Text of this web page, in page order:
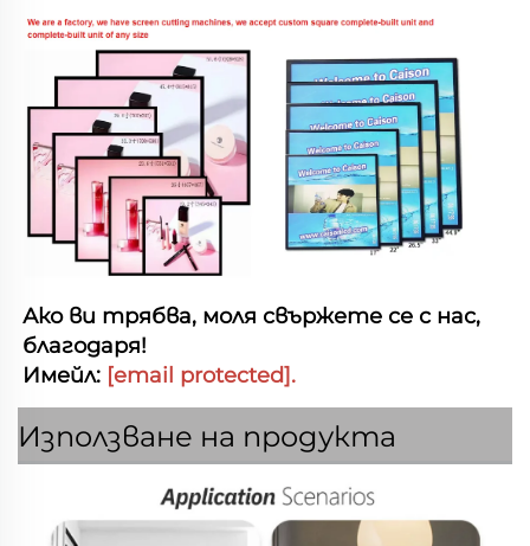
Ако ви трябва, моля свържете се с нас,
благодаря!
Имейл: [email protected].
Използване на продукта